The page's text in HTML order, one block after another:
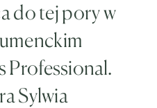
do tej pory w
Professional.
Sylwia